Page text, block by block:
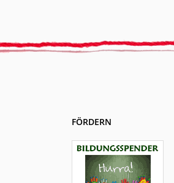
FÖRDERN